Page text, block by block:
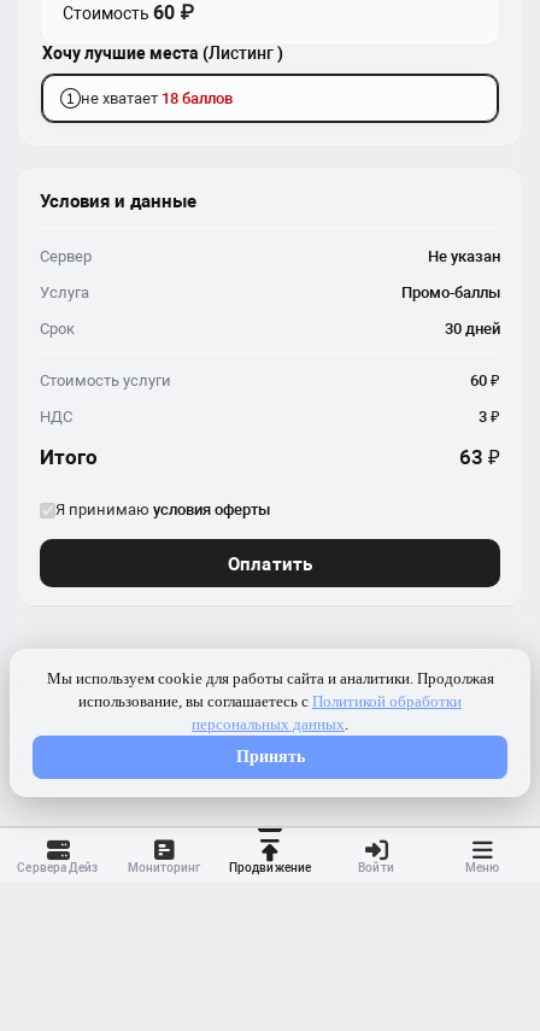
Стоимость 60 ₽
Хочу лучшие места (Листинг)
не хватает 18 баллов
Условия и данные
Сервер
Не указан
Услуга
Промо-баллы
Срок
30 дней
Стоимость услуги
60 ₽
НДС
3 ₽
Итого 63 ₽
Я принимаю условия оферты
Оплатить
Сервера Дейз Мониторинг Продвижение Войти Меню